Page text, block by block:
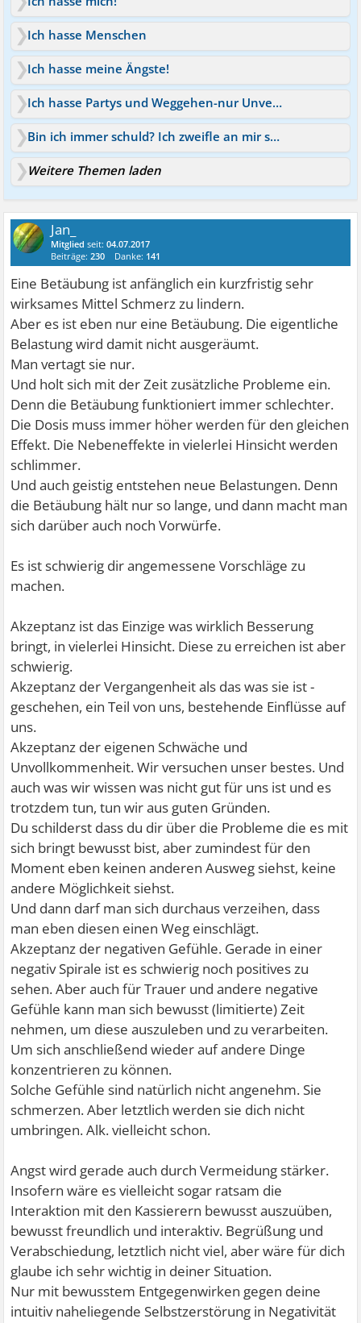
Ich hasse Menschen
Ich hasse meine Ängste!
Ich hasse Partys und Weggehen-nur Unverständnis
Bin ich immer schuld? Ich zweifle an mir selbst
Weitere Themen laden
Jan_
Mitglied seit:04.07.2017
Beiträge:230 Danke: 141
Eine Betäubung ist anfänglich ein kurzfristig sehr
wirksames Mittel Schmerz zu lindern.
Aber es ist eben nur eine Betäubung. Die eigentliche
Belastung wird damit nicht ausgeräumt.
Man vertagt sie nur.
Und holt sich mit der Zeit zusätzliche Probleme ein.
Denn die Betäubung funktioniert immer schlechter.
Die Dosis muss immer höher werden für den gleichen
Effekt. Die Nebeneffekte in vielerlei Hinsicht werden
schlimmer.
Und auch geistig entstehen neue Belastungen. Denn
die Betäubung hält nur so lange, und dann macht man
sich darüber auch noch Vorwürfe.
Es ist schwierig dir angemessene Vorschläge zu
machen.
Akzeptanz ist das Einzige was wirklich Besserung
bringt, in vielerlei Hinsicht. Diese zu erreichen ist aber
schwierig.
Akzeptanz der Vergangenheit als das was sie ist -
geschehen, ein Teil von uns, bestehende Einflüsse auf
uns.
Akzeptanz der eigenen Schwäche und
Unvollkommenheit. Wir versuchen unser bestes. Und
auch was wir wissen was nicht gut für uns ist und es
trotzdem tun, tun wir aus guten Gründen.
Du schilderst dass du dir über die Probleme die es mit
sich bringt bewusst bist, aber zumindest für den
Moment eben keinen anderen Ausweg siehst, keine
andere Möglichkeit siehst.
Und dann darf man sich durchaus verzeihen, dass
man eben diesen einen Weg einschlägt.
Akzeptanz der negativen Gefühle. Gerade in einer
negativ Spirale ist es schwierig noch positives zu
sehen. Aber auch für Trauer und andere negative
Gefühle kann man sich bewusst (limitierte) Zeit
nehmen, um diese auszuleben und zu verarbeiten.
Um sich anschließend wieder auf andere Dinge
konzentrieren zu können.
Solche Gefühle sind natürlich nicht angenehm. Sie
schmerzen. Aber letztlich werden sie dich nicht
umbringen. Alk. vielleicht schon.
Angst wird gerade auch durch Vermeidung stärker.
Insofern wäre es vielleicht sogar ratsam die
Interaktion mit den Kassierern bewusst auszuüben,
bewusst freundlich und interaktiv. Begrüßung und
Verabschiedung, letztlich nicht viel, aber wäre für dich
glaube ich sehr wichtig in deiner Situation.
Nur mit bewusstem Entgegenwirken gegen deine
intuitiv naheliegende Selbstzerstörung in Negativität